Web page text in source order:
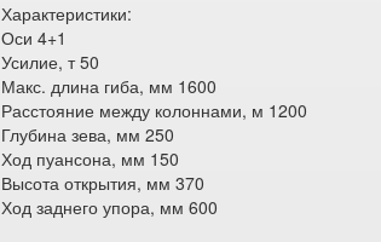
Характеристики:
Оси 4+1
Усилие, т 50
Макс. длина гиба, мм 1600
Расстояние между колоннами, м 1200
Глубина зева, мм 250
Ход пуансона, мм 150
Высота открытия, мм 370
Ход заднего упора, мм 600